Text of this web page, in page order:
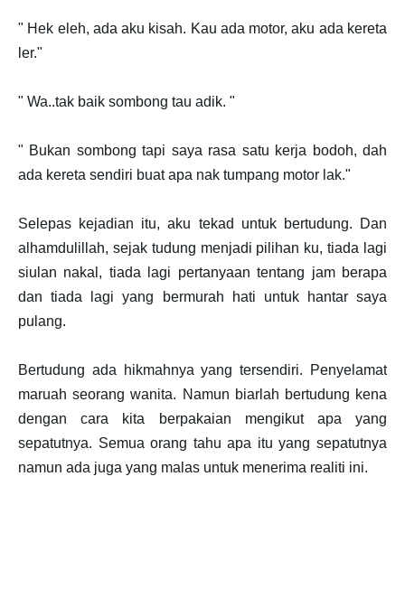
" Hek eleh, ada aku kisah. Kau ada motor, aku ada kereta
ler."
" Wa..tak baik sombong tau adik. "
" Bukan sombong tapi saya rasa satu kerja bodoh, dah
ada kereta sendiri buat apa nak tumpang motor lak."
Selepas kejadian itu, aku tekad untuk bertudung. Dan
alhamdulillah, sejak tudung menjadi pilihan ku, tiada lagi
siulan nakal, tiada lagi pertanyaan tentang jam berapa
dan tiada lagi yang bermurah hati untuk hantar saya
pulang.
Bertudung ada hikmahnya yang tersendiri. Penyelamat
maruah seorang wanita. Namun biarlah bertudung kena
dengan cara kita berpakaian mengikut apa yang
sepatutnya. Semua orang tahu apa itu yang sepatutnya
namun ada juga yang malas untuk menerima realiti ini.